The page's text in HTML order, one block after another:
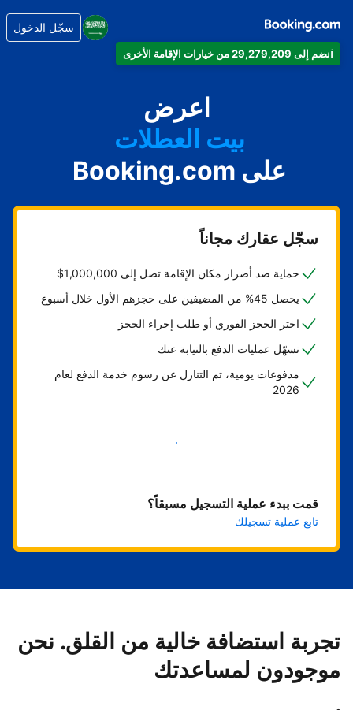
انضم إلى 29,279,209 من خيارات الإقامة الأخرى
سجّل الدخول
اعرض
شقتك
فندقك
بيت العطلات
شقتك الفندقية
منتجعك
على Booking.com
سجّل عقارك مجاناً
حماية ضد أضرار مكان الإقامة تصل إلى 1,000,000$
يحصل 45% من المضيفين على حجزهم الأول خلال أسبوع
اختر الحجز الفوري أو طلب إجراء الحجز
نسهّل عمليات الدفع بالنيابة عنك
مدفوعات يومية، تم التنازل عن رسوم خدمة الدفع لعام
2026
ابدأ الآن
قمت ببدء عملية التسجيل مسبقاً؟
تابع عملية تسجيلك
تجربة استضافة خالية من القلق. نحن
موجودون لمساعدتك